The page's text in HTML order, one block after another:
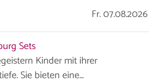
Fr. 07.08.2026
Sets
Kinder mit ihrer
Sie bieten eine...